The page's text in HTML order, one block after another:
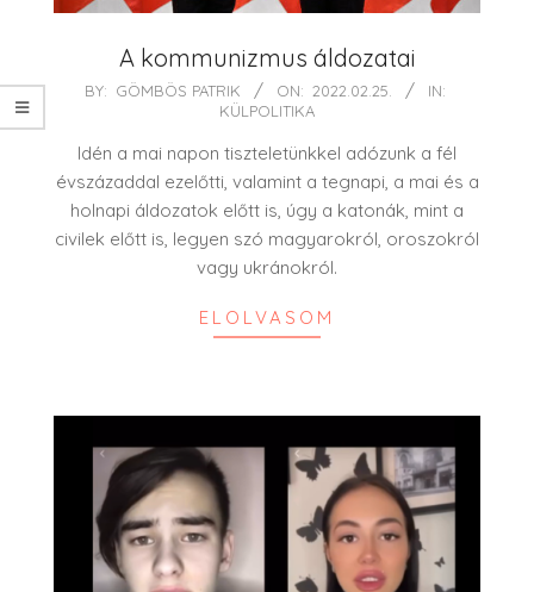
A kommunizmus áldozatai
2022-
BY: GÖMBÖS PATRIK ON: 2022.02.25.
IN:
KÜLPOLITIKA
Idén a mai napon tiszteletünkkel adózunk a fél
évszázaddal ezelőtti, valamint a tegnapi, a mai és a
holnapi áldozatok előtt is, úgy a katonák, mint a
civilek előtt is, legyen szó magyarokról, oroszokról
vagy ukránokról.
ELOLVASOM